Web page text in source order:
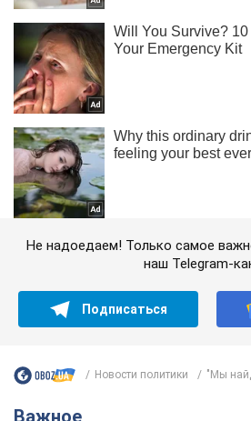
Не надоедаем! Только самое
наш Telegram-
Подписаться
Новости политики "Мы
Важное